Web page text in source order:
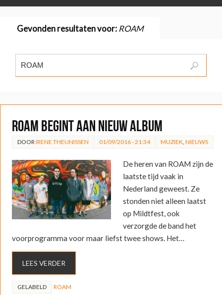
Gevonden resultaten voor:ROAM
ROAM begint aan nieuw album
DOOR IRENE THEUNISSEN 01/09/2016 - 21:34 MUZIEK NIEUWS
De heren van ROAM zijn de
laatste tijd vaak in
Nederland geweest. Ze
stonden niet alleen laatst
op Mildtfest, ook
verzorgde de band het
voorprogramma voor maar liefst twee shows. Het…
LEES VERDER
GELABELD ROAM